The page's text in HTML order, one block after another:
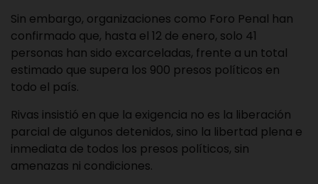
Sin embargo, organizaciones como Foro Penal han
confirmado que, hasta el 12 de enero, solo 41
personas han sido excarceladas, frente a un total
estimado que supera los 900 presos políticos en
todo el país.
Rivas insistió en que la exigencia no es la liberación
parcial de algunos detenidos, sino la libertad plena e
inmediata de todos los presos políticos, sin
amenazas ni condiciones.